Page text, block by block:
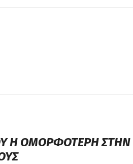
Η ΟΜΟΡΦΟΤΕΡΗ ΣΤΗΝ